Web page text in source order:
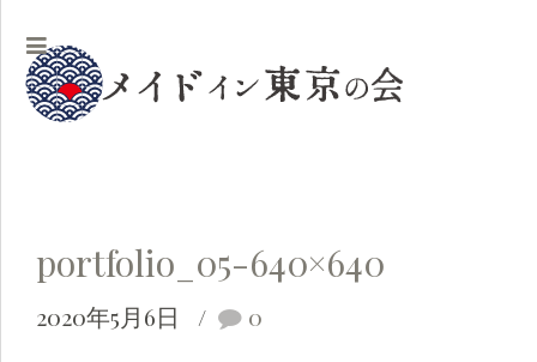
portfolio_05-640×640
2020年5月6日 0